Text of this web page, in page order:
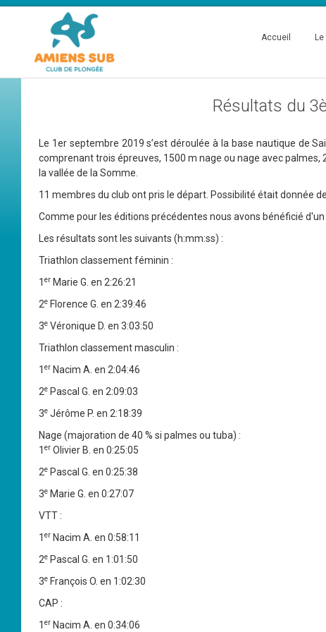
Accueil
Résultats du
Le 1er septembre 2019 s’est déroulée à la base nautique de
comprenant trois épreuves, 1500 m nage ou nage avec
la vallée de la Somme.
11 membres du club ont pris le départ. Possibilité était donnée
Comme pour les éditions précédentes nous avons bénéficié
Les résultats sont les suivants (h:mm:ss) :
Triathlon classement féminin :
1 er Marie G. en 2:26:21
2e Florence G. en 2:39:46
3e Véronique D. en 3:03:50
Triathlon classement masculin :
1 er Nacim A. en 2:04:46
2e Pascal G. en 2:09:03
3e Jérôme P. en 2:18:39
Nage (majoration de 40 % si palmes ou tuba) :
1 er Olivier B. en 0:25:05
2e Pascal G. en 0:25:38
3e Marie G. en 0:27:07
VTT :
1 er Nacim A. en 0:58:11
2e Pascal G. en 1:01:50
3e François O. en 1:02:30
CAP :
1 er Nacim A. en 0:34:06